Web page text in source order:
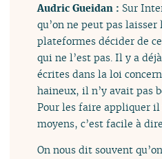
Audric Gueidan : Sur
qu’on ne peut pas laisser
plateformes décider de
qui ne l’est pas. Il y a
écrites dans la loi
haineux, il n’y avait pas
Pour les faire appliquer
moyens, c’est facile à
On nous dit souvent